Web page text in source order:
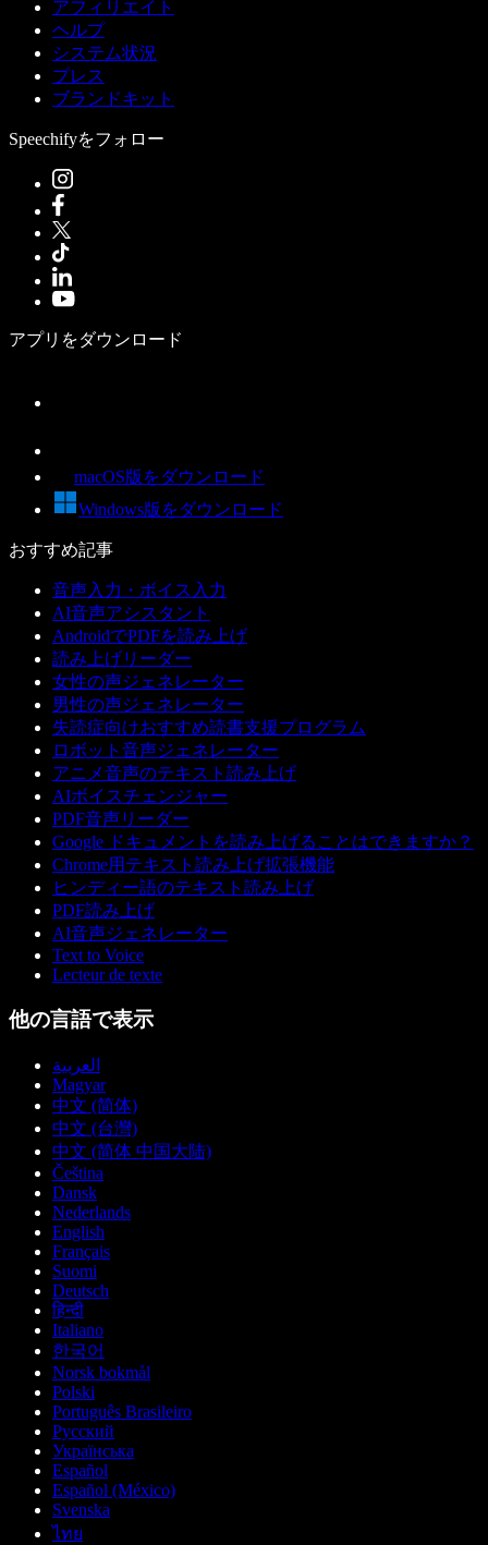
アフィリエイト
ヘルプ
システム状況
プレス
ブランドキット
Speechifyをフォロー
アプリをダウンロード
macOS版をダウンロード
Windows版をダウンロード
おすすめ記事
音声入力・ボイス入力
AI音声アシスタント
AndroidでPDFを読み上げ
読み上げリーダー
女性の声ジェネレーター
男性の声ジェネレーター
失読症向けおすすめ読書支援プログラム
ロボット音声ジェネレーター
アニメ音声のテキスト読み上げ
AIボイスチェンジャー
PDF音声リーダー
Google ドキュメントを読み上げることはできますか？
Chrome用テキスト読み上げ拡張機能
ヒンディー語のテキスト読み上げ
PDF読み上げ
AI音声ジェネレーター
Text to Voice
Lecteur de texte
他の言語で表示
العربية
Magyar
中文 (简体)
中文 (台灣)
中文 (简体 中国大陆)
Čeština
Dansk
Nederlands
English
Français
Suomi
Deutsch
हिन्दी
Italiano
한국어
Norsk bokmål
Polski
Português Brasileiro
Русский
Українська
Español
Español (México)
Svenska
ไทย